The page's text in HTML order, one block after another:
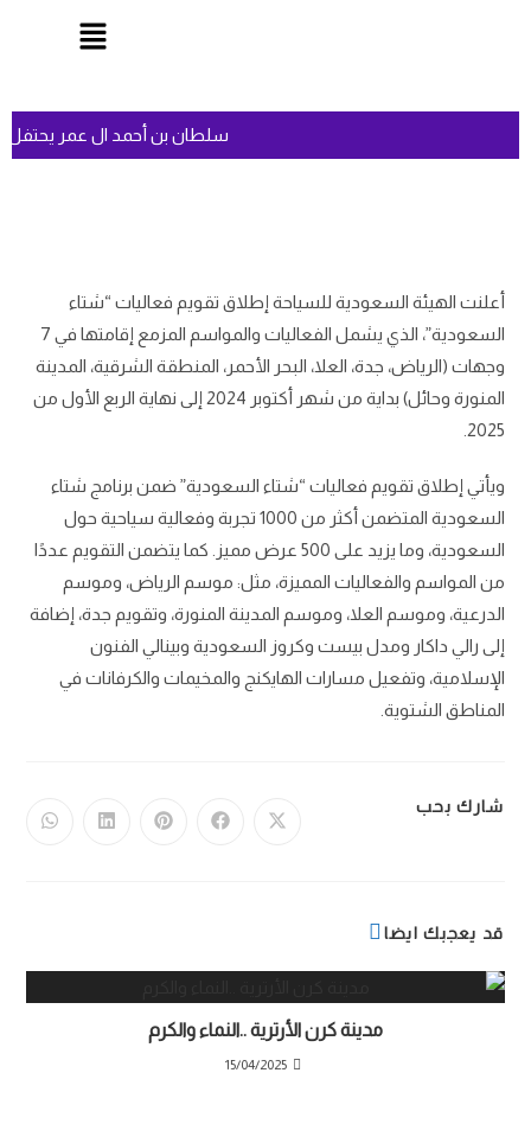
سلطان بن أحمد ال عمر يحتفل
أعلنت الهيئة السعودية للسياحة إطلاق تقويم فعاليات “شتاء
السعودية”، الذي يشمل الفعاليات والمواسم المزمع إقامتها في 7
وجهات (الرياض، جدة، العلا، البحر الأحمر، المنطقة الشرقية، المدينة
المنورة وحائل) بداية من شهر أكتوبر 2024 إلى نهاية الربع الأول من
2025.
ويأتي إطلاق تقويم فعاليات “شتاء السعودية” ضمن برنامج شتاء
السعودية المتضمن أكثر من 1000 تجربة وفعالية سياحية حول
السعودية، وما يزيد على 500 عرض مميز. كما يتضمن التقويم عددًا
من المواسم والفعاليات المميزة، مثل: موسم الرياض، وموسم
الدرعية، وموسم العلا، وموسم المدينة المنورة، وتقويم جدة، إضافة
إلى رالي داكار ومدل بيست وكروز السعودية وبينالي الفنون
الإسلامية، وتفعيل مسارات الهايكنج والمخيمات والكرفانات في
المناطق الشتوية.
شارك بحب
قد يعجبك ايضا
مدينة كرن الأرترية ..النماء والكرم
15/04/2025